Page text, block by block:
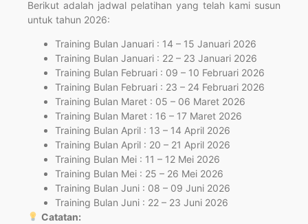
Berikut adalah jadwal pelatihan yang telah kami susun
untuk tahun 2026:
Training Bulan Januari : 14 – 15 Januari 2026
Training Bulan Januari : 22 – 23 Januari 2026
Training Bulan Februari : 09 – 10 Februari 2026
Training Bulan Februari : 23 – 24 Februari 2026
Training Bulan Maret : 05 – 06 Maret 2026
Training Bulan Maret : 16 – 17 Maret 2026
Training Bulan April : 13 – 14 April 2026
Training Bulan April : 20 – 21 April 2026
Training Bulan Mei : 11 – 12 Mei 2026
Training Bulan Mei : 25 – 26 Mei 2026
Training Bulan Juni : 08 – 09 Juni 2026
Training Bulan Juni : 22 – 23 Juni 2026
Catatan: